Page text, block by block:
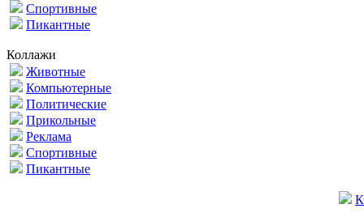
Спортивные
Пикантные
Коллажи
Животные
Компьютерные
Политические
Прикольные
Реклама
Спортивные
Пикантные